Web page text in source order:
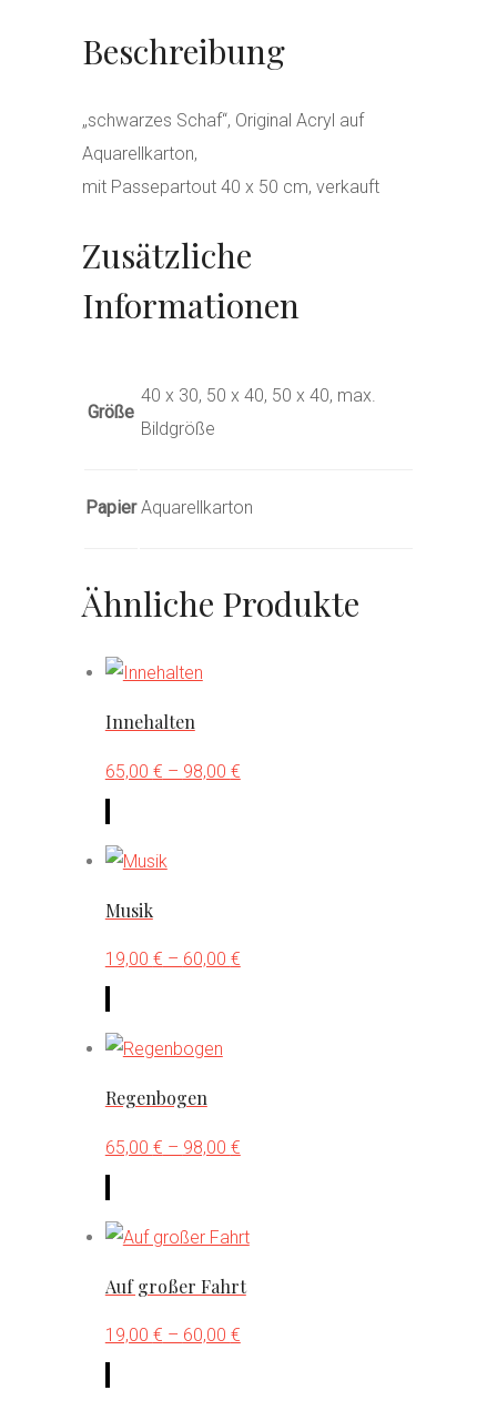
Beschreibung
„schwarzes Schaf“, Original Acryl auf
Aquarellkarton,
mit Passepartout 40 x 50 cm, verkauft
Zusätzliche
Informationen
Größe
40 x 30, 50 x 40, 50 x 40, max.
Bildgröße
Papier Aquarellkarton
Ähnliche Produkte
Innehalten
65,00 € – 98,00 €
Dieses
weist
mehrere
auf.
Optionen
auf
der
gewählt
werden
Musik
19,00 € – 60,00 €
Dieses
weist
mehrere
auf.
Optionen
auf
der
Produktseite
gewählt
Regenbogen
65,00 € – 98,00 €
Dieses
weist
mehrere
auf.
Auf großer Fahrt
19,00 € – 60,00 €
Dieses